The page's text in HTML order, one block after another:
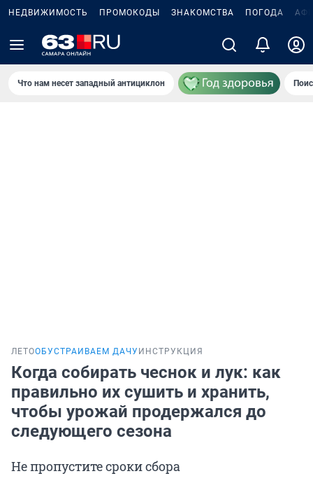
НЕДВИЖИМОСТЬ ПРОМОКОДЫ ЗНАКОМСТВА ПОГОДА
Что нам несет западный антициклон
ЛЕТООБУСТРАИВАЕМ ДАЧУ ИНСТРУКЦИЯ
Когда собирать чеснок и лук: как
правильно их сушить и хранить,
чтобы урожай продержался до
следующего сезона
Не пропустите сроки сбора